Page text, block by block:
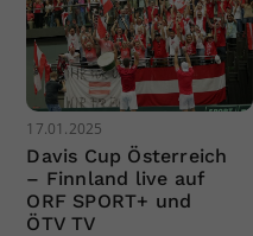
17.01.2025
Davis Cup Österreich
– Finnland live auf
ORF SPORT+ und
ÖTV TV